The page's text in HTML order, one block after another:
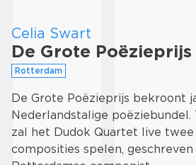
Celia Swart
De Grote Poëzieprijs
Rotterdam
De Grote Poëzieprijs bekroont
Nederlandstalige poëziebundel.
zal het Dudok Quartet live twee
composities spelen,